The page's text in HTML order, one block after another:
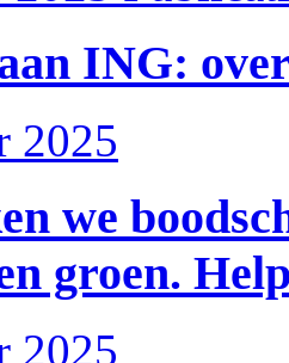
ING:
2025
we
groen.
2025